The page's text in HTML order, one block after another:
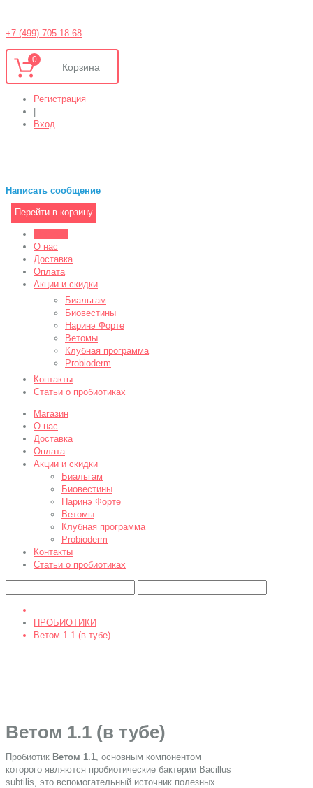
+7 (499) 705-18-68
0
Регистрация
Вход
Написать сообщение
Перейти в корзину
О нас
Доставка
Оплата
Акции и скидки
Биальгам
Биовестины
Наринэ Форте
Ветомы
Клубная программа
Probioderm
Контакты
Статьи о пробиотиках
Магазин
О нас
Доставка
Оплата
Акции и скидки
Биальгам
Биовестины
Наринэ Форте
Ветомы
Клубная программа
Probioderm
Контакты
Статьи о пробиотиках
ПРОБИОТИКИ
Ветом 1.1 (в тубе)
Ветом 1.1 (в тубе)
Пробиотик Ветом 1.1 , основным компонентом
которого являются пробиотические бактерии Bacillus
subtilis, это вспомогательный источник полезных